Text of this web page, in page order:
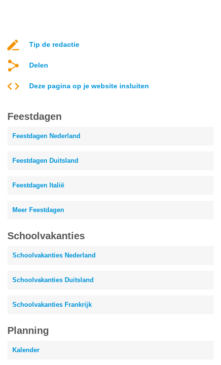
Tip de redactie
Delen
Deze pagina op je website insluiten
Feestdagen
Feestdagen Nederland
Feestdagen Duitsland
Feestdagen Italië
Meer Feestdagen
Schoolvakanties
Schoolvakanties Nederland
Schoolvakanties Duitsland
Schoolvakanties Frankrijk
Planning
Kalender